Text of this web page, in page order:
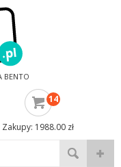
BENTO
14
Zakupy: 1988.00 zł